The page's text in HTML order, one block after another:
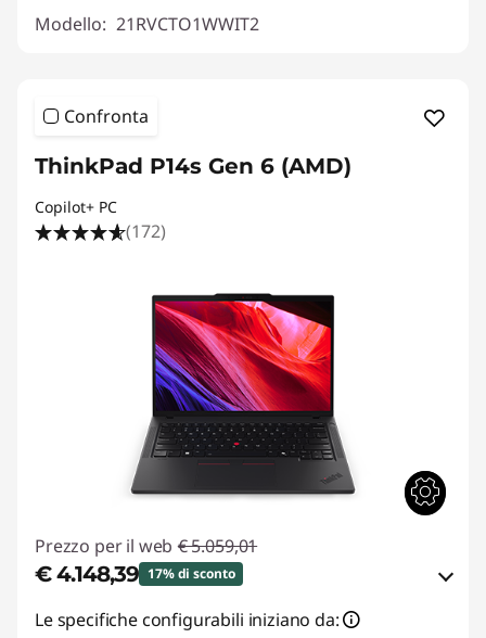
Modello: 21RVCTO1WWIT2
Confronta
ThinkPad P14s Gen 6 (AMD)
Copilot+ PC
(172)
Prezzo per il web € 5.059,01
€ 4.148,39 17% di sconto
Risparmi eCoupon :-€ 910,62
Le specifiche configurabili iniziano da: